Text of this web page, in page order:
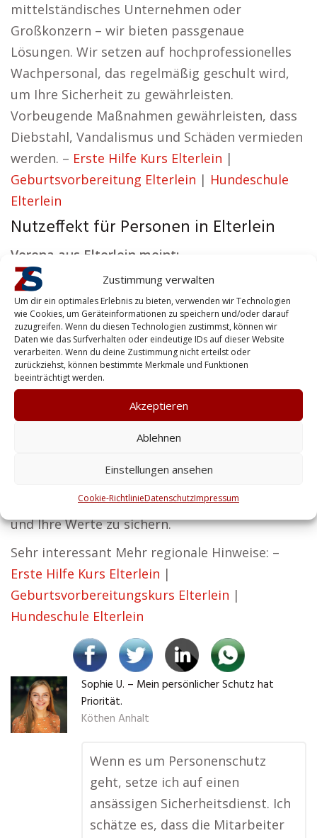
Zustimmung verwalten
Um dir ein optimales Erlebnis zu bieten, verwenden wir Technologien
wie Cookies, um Geräteinformationen zu speichern und/oder darauf
zuzugreifen. Wenn du diesen Technologien zustimmst, können wir
Daten wie das Surfverhalten oder eindeutige IDs auf dieser Website
verarbeiten. Wenn du deine Zustimmung nicht erteilst oder
zurückziehst, können bestimmte Merkmale und Funktionen
beeinträchtigt werden.
Akzeptieren
Ablehnen
Einstellungen ansehen
Cookie-RichtlinieDatenschutzImpressum
mittelständisches Unternehmen oder
Großkonzern – wir bieten passgenaue
Lösungen. Wir setzen auf hochprofessionelles
Wachpersonal, das regelmäßig geschult wird,
um Ihre Sicherheit zu gewährleisten.
Vorbeugende Maßnahmen gewährleisten, dass
Diebstahl, Vandalismus und Schäden vermieden
werden. – Erste Hilfe Kurs Elterlein |
Geburtsvorbereitung Elterlein | Hundeschule
Elterlein
Nutzeffekt für Personen in Elterlein
Verena aus Elterlein meint:
Wir streben danach, Sicherheitslösungen
anzubieten, die sowohl wirksam als auch
vertrauenswürdig sind.
Ob es um Ihre persönliche Sicherheit oder den
Schutz Ihrer Immobilie geht – wir bieten
Privatkunden umfassende Lösungen. Wir
glauben fest daran, dass Sicherheit die
Grundlage für erfolgreiches Handeln ist. Wir
den reibungslosen Betrieb Ihres Unternehmens
sicherzustellen, Ihre Mitarbeiter zu schützen
und Ihre Werte zu sichern.
Sehr interessant Mehr regionale Hinweise: –
Erste Hilfe Kurs Elterlein |
Geburtsvorbereitungskurs Elterlein |
Hundeschule Elterlein
Sophie U. – Mein persönlicher Schutz hat
Priorität.
Köthen Anhalt
Wenn es um Personenschutz
geht, setze ich auf einen
ansässigen Sicherheitsdienst. Ich
schätze es, dass die Mitarbeiter